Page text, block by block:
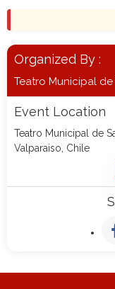
Organized By :
Teatro Municipal de
Event Location
Teatro Municipal de
Valparaiso, Chile